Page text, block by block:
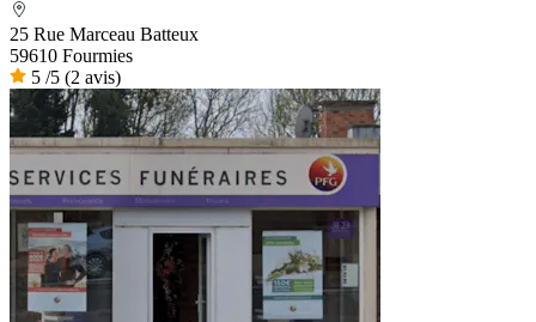
25 Rue Marceau Batteux
59610 Fourmies
5 /5 (2 avis)